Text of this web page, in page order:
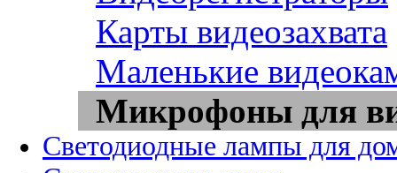
Карты видеозахвата
Маленькие
Микрофоны для
Светодиодные лампы для